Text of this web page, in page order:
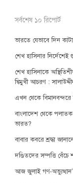
সর্বশেষ ১০ রিপোর্ট
ভারতে যেভাবে দিন
শেখ হাসিনার
শেখ হাসিনাকে
দ্বিমুখী আচরণ :
এখন থেকে
বাংলাদেশ থেকে
ভারত?
বাবার কবরে শ্রদ্ধা
দণ্ডিতদের সম্পত্তি
আজ জুলাই গণ-